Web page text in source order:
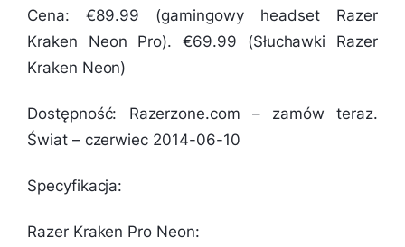
Cena: €89.99 (gamingowy headset Razer
Kraken Neon Pro). €69.99 (Słuchawki Razer
Kraken Neon)
Dostępność: Razerzone.com – zamów teraz.
Świat – czerwiec 2014-06-10
Specyfikacja:
Razer Kraken Pro Neon: